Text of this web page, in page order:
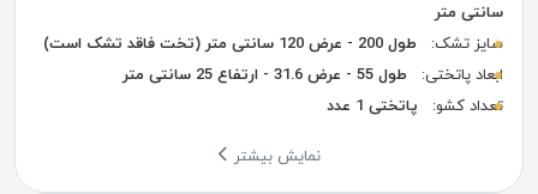
سانتی متر
سایز تشک:
طول 200 - عرض 120 سانتی متر (تخت فاقد تشک است)
ابعاد پاتختی:
طول 55 - عرض 31.6 - ارتفاع 25 سانتی متر
تعداد کشو:
پاتختی 1 عدد
نمایش بیشتر